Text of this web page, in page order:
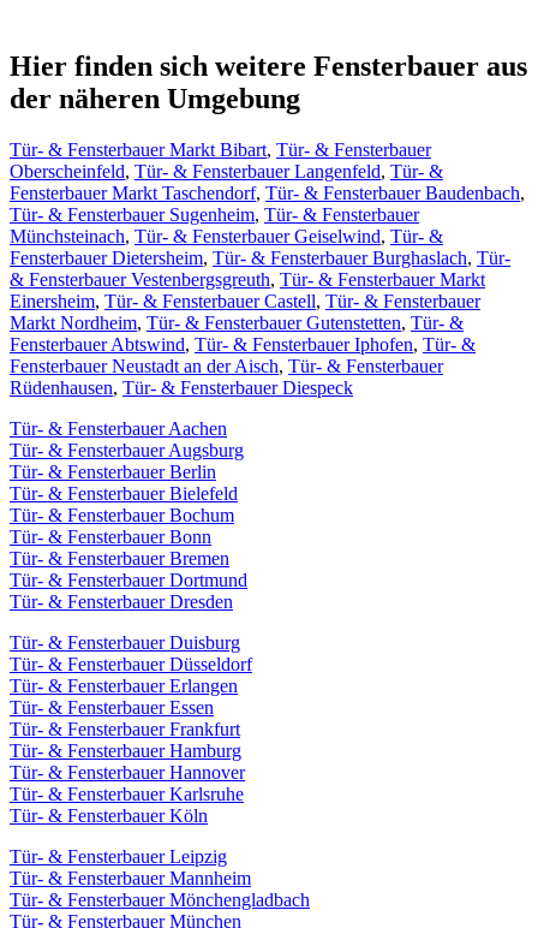
Hier finden sich weitere Fensterbauer aus
der näheren Umgebung
Tür- & Fensterbauer Markt Bibart, Tür- & Fensterbauer
Oberscheinfeld, Tür- & Fensterbauer Langenfeld, Tür- &
Fensterbauer Markt Taschendorf, Tür- & Fensterbauer Baudenbach,
Tür- & Fensterbauer Sugenheim, Tür- & Fensterbauer
Münchsteinach, Tür- & Fensterbauer Geiselwind, Tür- &
Fensterbauer Dietersheim, Tür- & Fensterbauer Burghaslach, Tür-
& Fensterbauer Vestenbergsgreuth, Tür- & Fensterbauer Markt
Einersheim, Tür- & Fensterbauer Castell, Tür- & Fensterbauer
Markt Nordheim, Tür- & Fensterbauer Gutenstetten, Tür- &
Fensterbauer Abtswind, Tür- & Fensterbauer Iphofen, Tür- &
Fensterbauer Neustadt an der Aisch, Tür- & Fensterbauer
Rüdenhausen, Tür- & Fensterbauer Diespeck
Tür- & Fensterbauer Aachen
Tür- & Fensterbauer Augsburg
Tür- & Fensterbauer Berlin
Tür- & Fensterbauer Bielefeld
Tür- & Fensterbauer Bochum
Tür- & Fensterbauer Bonn
Tür- & Fensterbauer Bremen
Tür- & Fensterbauer Dortmund
Tür- & Fensterbauer Dresden
Tür- & Fensterbauer Duisburg
Tür- & Fensterbauer Düsseldorf
Tür- & Fensterbauer Erlangen
Tür- & Fensterbauer Essen
Tür- & Fensterbauer Frankfurt
Tür- & Fensterbauer Hamburg
Tür- & Fensterbauer Hannover
Tür- & Fensterbauer Karlsruhe
Tür- & Fensterbauer Köln
Tür- & Fensterbauer Leipzig
Tür- & Fensterbauer Mannheim
Tür- & Fensterbauer Mönchengladbach
Tür- & Fensterbauer München